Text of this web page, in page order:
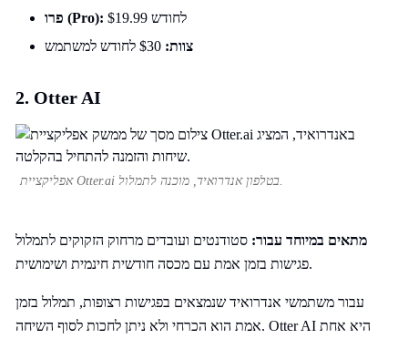
פרו (Pro):
$19.99 לחודש
צוות: $30 לחודש למשתמש
2. Otter AI
אפליקציית Otter.ai בטלפון אנדרואיד, מוכנה לתמלול.
מתאים במיוחד עבור: סטודנטים ועובדים מרחוק הזקוקים לתמלול
פגישות בזמן אמת עם מכסה חודשית חינמית ושימושית.
עבור משתמשי אנדרואיד שנמצאים בפגישות רצופות, תמלול בזמן
אמת הוא הכרחי ולא ניתן לחכות לסוף השיחה. Otter AI היא אחת